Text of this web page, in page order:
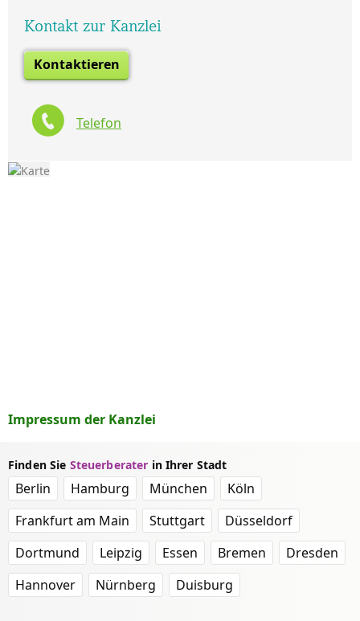
Kontakt zur Kanzlei
Kontaktieren
Telefon
Impressum der Kanzlei
Finden Sie Steuerberater in Ihrer Stadt
Berlin Hamburg München
Köln
Frankfurt am Main
Stuttgart
Düsseldorf
Dortmund
Leipzig Essen Bremen
Dresden
Hannover
Nürnberg Duisburg